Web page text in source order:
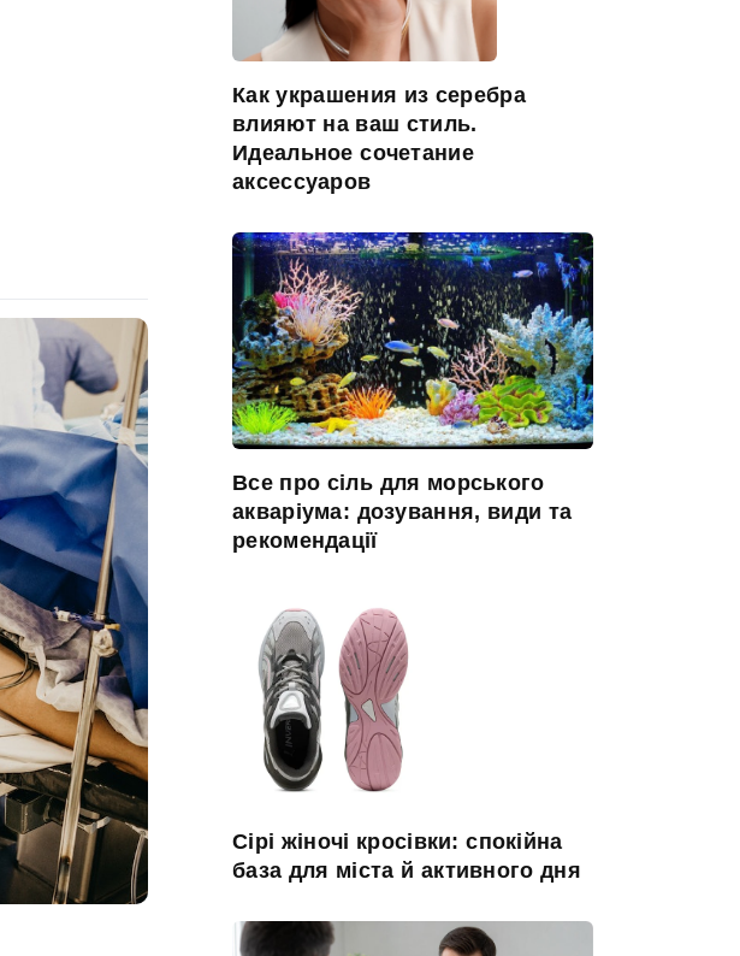
Как украшения из серебра
влияют на ваш стиль.
Идеальное сочетание
аксессуаров
Все про сіль для морського
акваріума: дозування, види та
рекомендації
Сірі жіночі кросівки: спокійна
база для міста й активного дня